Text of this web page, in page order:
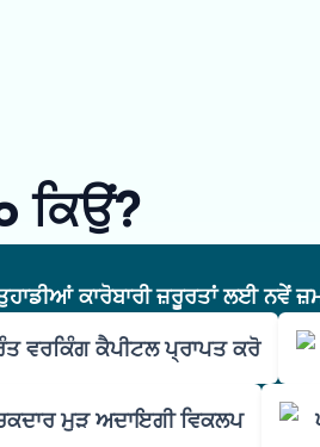
ਕਿਉਂ?
ਕਾਰੋਬਾਰੀ ਜ਼ਰੂਰਤਾਂ ਲਈ ਨਵੇਂ
ਵਰਕਿੰਗ ਕੈਪੀਟਲ ਪ੍ਰਾਪਤ ਕਰੋ
ਮੁੜ ਅਦਾਇਗੀ ਵਿਕਲਪ